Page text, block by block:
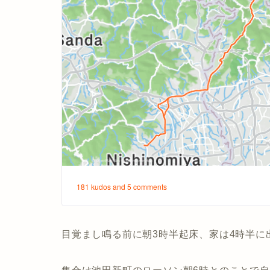
目覚まし鳴る前に朝3時半起床、家は4時半に